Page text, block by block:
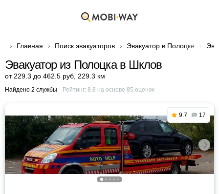
Главная Поиск эвакуаторов Эвакуатор в Полоцке
Эвакуатор из Полоцка в Шклов
от 229.3 до 462.5 руб 229.3 км
Найдено 2 службы Рейтинг: 8.8 на основе 85 оценок
9.7 17